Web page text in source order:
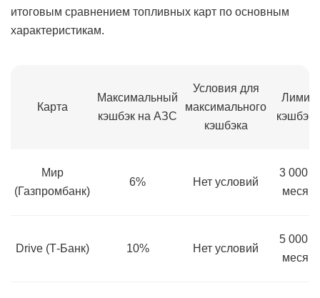
итоговым сравнением топливных карт по основным
характеристикам.
Карта
Максимальный
кэшбэк на АЗС
Условия для
максимального
кэшбэка
Лимит
кэшбэка
Мир
(Газпромбанк)
6% Нет условий
3 000 в
месяц
Drive (Т-Банк) 10% Нет условий
5 000 в
месяц